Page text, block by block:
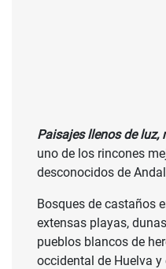
Paisajes llenos de luz,
uno de los rincones
desconocidos de
Bosques de castaños
extensas playas,
pueblos blancos de
occidental de Huelva y